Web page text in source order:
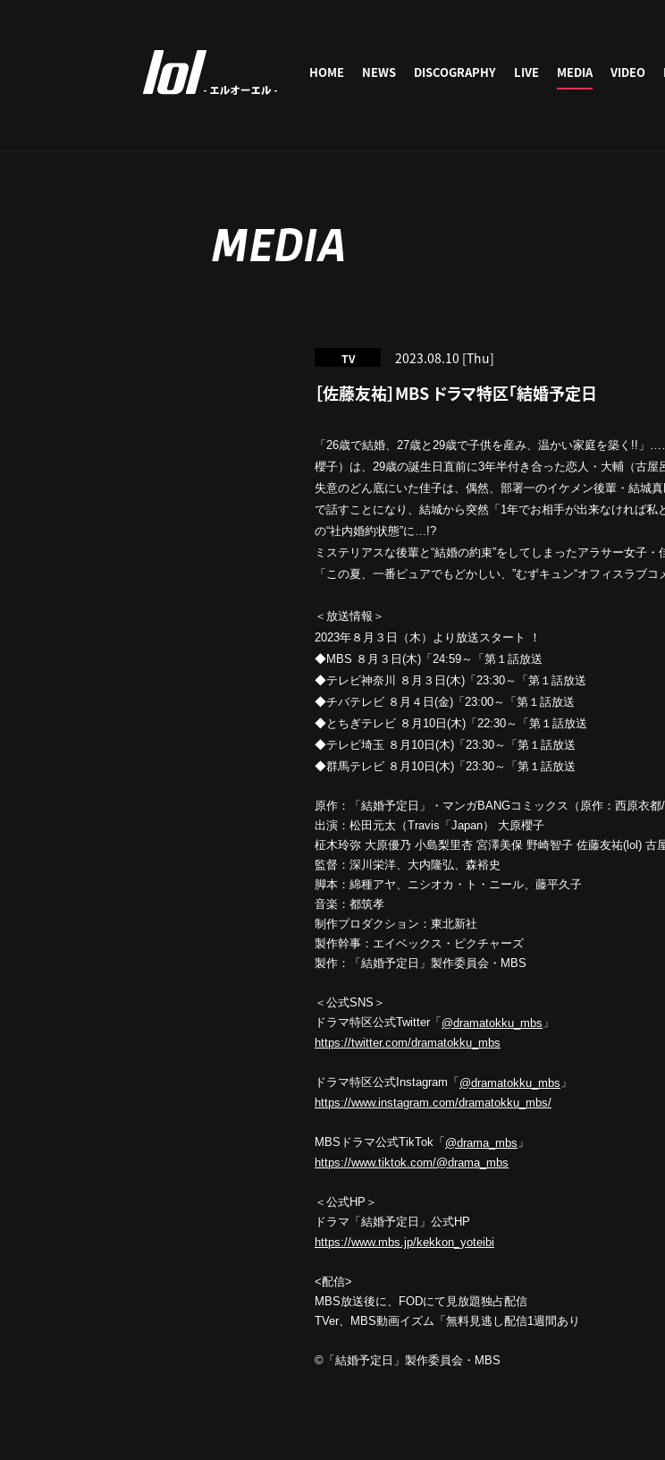
HOME NEWS DISCOGRAPHY LIVE MEDIA VIDEO
MEDIA
2023.08.10 [Thu]
TV
［佐藤友祐］MBS ドラマ特区「結婚予定日
「26歳で結婚、27歳と29歳で子供を産み、温かい家庭を築く!!
櫻子）は、29歳の誕生日直前に3年半付き合った恋人・大輔（古屋
失意のどん底にいた佳子は、偶然、部署一のイケメン後輩・結城
で話すことになり、結城から突然「1年でお相手が出来なければ私
の“社内婚約状態”に…!?
ミステリアスな後輩と“結婚の約束”をしてしまったアラサー女子
「この夏、一番ピュアでもどかしい、”むずキュン“オフィスラブ
＜放送情報＞
2023年８月３日（木）より放送スタート ！
◆MBS ８月３日(木)「24:59～「第１話放送
◆テレビ神奈川 ８月３日(木)「23:30～「第１話放送
◆チバテレビ ８月４日(金)「23:00～「第１話放送
◆とちぎテレビ ８月10日(木)「22:30～「第１話放送
◆テレビ埼玉 ８月10日(木)「23:30～「第１話放送
◆群馬テレビ ８月10日(木)「23:30～「第１話放送
原作：「結婚予定日」・マンガBANGコミックス（原作：西原衣都/
出演：松田元太（Travis「Japan） 大原櫻子
柾木玲弥 大原優乃 小島梨里杏 宮澤美保 野崎智子 佐藤友祐(lol) 古
監督：深川栄洋、大内隆弘、森裕史
脚本：綿種アヤ、ニシオカ・ト・ニール、藤平久子
音楽：都筑孝
制作プロダクション：東北新社
製作幹事：エイベックス・ピクチャーズ
製作：「結婚予定日」製作委員会・MBS
＜公式SNS＞
ドラマ特区公式Twitter「 @dramatokku_mbs 」
https://twitter.com/dramatokku_mbs
ドラマ特区公式Instagram「 @dramatokku_mbs 」
https://www.instagram.com/dramatokku_mbs/
MBSドラマ公式TikTok「 @drama_mbs 」
https://www.tiktok.com/@drama_mbs
＜公式HP＞
ドラマ「結婚予定日」公式HP
https://www.mbs.jp/kekkon_yoteibi
<配信>
MBS放送後に、FODにて見放題独占配信
TVer、MBS動画イズム「無料見逃し配信1週間あり
©「結婚予定日」製作委員会・MBS